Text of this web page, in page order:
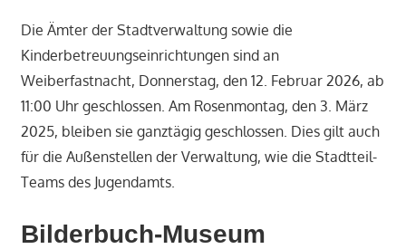
Die Ämter der Stadtverwaltung sowie die
Kinderbetreuungseinrichtungen sind an
Weiberfastnacht, Donnerstag, den 12. Februar 2026, ab
11:00 Uhr geschlossen. Am Rosenmontag, den 3. März
2025, bleiben sie ganztägig geschlossen. Dies gilt auch
für die Außenstellen der Verwaltung, wie die Stadtteil-
Teams des Jugendamts.
Bilderbuch-Museum